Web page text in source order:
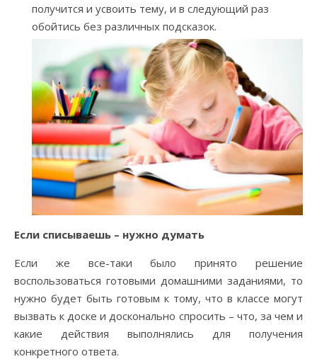
получится и усвоить тему, и в следующий раз
обойтись без различных подсказок.
Если списываешь – нужно думать
Если же все-таки было принято решение
воспользоваться готовыми домашними заданиями, то
нужно будет быть готовым к тому, что в классе могут
вызвать к доске и досконально спросить – что, за чем и
какие действия выполнялись для получения
конкретного ответа.